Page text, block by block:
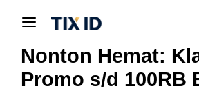
Nonton Hemat:
Promo s/d 100RB